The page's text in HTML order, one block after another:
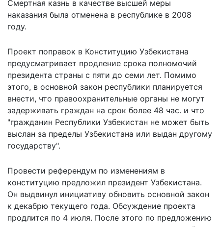
Смертная казнь в качестве высшей меры
наказания была отменена в республике в 2008
году.
Проект поправок в Конституцию Узбекистана
предусматривает продление срока полномочий
президента страны с пяти до семи лет. Помимо
этого, в основной закон республики планируется
внести, что правоохранительные органы не могут
задерживать граждан на срок более 48 час. и что
"гражданин Республики Узбекистан не может быть
выслан за пределы Узбекистана или выдан другому
государству".
Провести референдум по изменениям в
конституцию предложил президент Узбекистана.
Он выдвинул инициативу обновить основной закон
к декабрю текущего года. Обсуждение проекта
продлится по 4 июля. После этого по предложению